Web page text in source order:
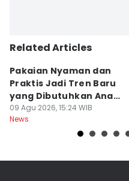
Related Articles
Pakaian Nyaman dan
Praktis Jadi Tren Baru
yang Dibutuhkan Anak
Muda
09 Agu 2026, 15:24 WIB
News